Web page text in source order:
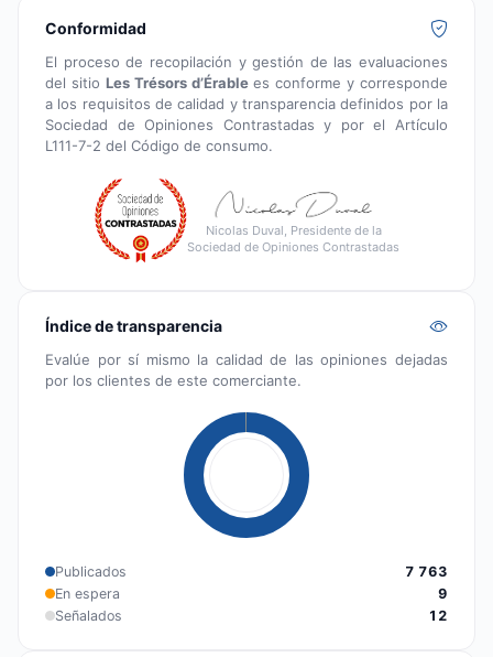
Conformidad
El proceso de recopilación y gestión de las evaluaciones
del sitio Les Trésors d’Érablees conforme y corresponde
a los requisitos de calidad y transparencia definidos por la
Sociedad de Opiniones Contrastadas y por el Artículo
L111-7-2 del Código de consumo.
Nicolas Duval, Presidente de la
Sociedad de Opiniones Contrastadas
Índice de transparencia
Evalúe por sí mismo la calidad de las opiniones dejadas
por los clientes de este comerciante.
Publicados
7 763
En espera
9
Señalados
12